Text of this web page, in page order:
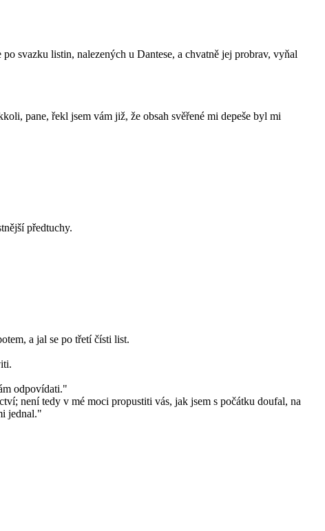
svazku listin, nalezených u Dantese, a chvatně jej probrav, vyňal
pane, řekl jsem vám již, že obsah svěřené mi depeše byl mi
předtuchy.
a jal se po třetí čísti list.
odpovídati."
není tedy v mé moci propustiti vás, jak jsem s počátku doufal, na
jednal."